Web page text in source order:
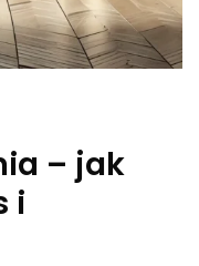
– jak
i